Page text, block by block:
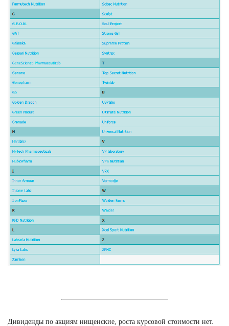
Дивиденды по акциям нищенские, роста курсовой стоимости нет.